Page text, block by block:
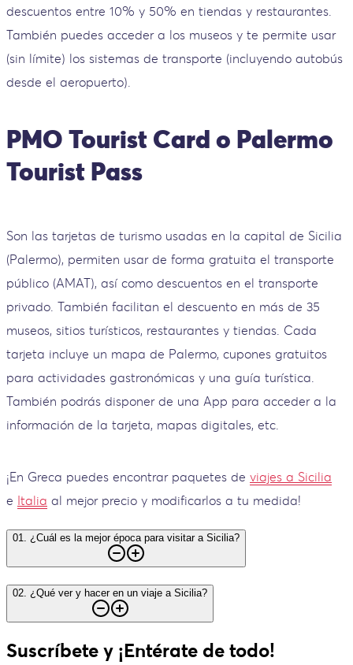
descuentos entre 10% y 50% en tiendas y restaurantes.
También puedes acceder a los museos y te permite usar
(sin límite) los sistemas de transporte (incluyendo autobús
desde el aeropuerto).
PMO Tourist Card o Palermo
Tourist Pass
Son las tarjetas de turismo usadas en la capital de Sicilia
(Palermo), permiten usar de forma gratuita el transporte
público (AMAT), así como descuentos en el transporte
privado. También facilitan el descuento en más de 35
museos, sitios turísticos, restaurantes y tiendas. Cada
tarjeta incluye un mapa de Palermo, cupones gratuitos
para actividades gastronómicas y una guía turística.
También podrás disponer de una App para acceder a la
información de la tarjeta, mapas digitales, etc.
¡En Greca puedes encontrar paquetes de viajes a Sicilia
e Italia al mejor precio y modificarlos a tu medida!
01. ¿Cuál es la mejor época para visitar a Sicilia?
02 ¿Qué ver y hacer en un viaje a Sicilia?
Suscríbete y ¡Entérate de todo!